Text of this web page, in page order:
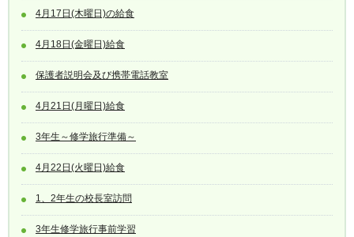
4月17日(木曜日)の給食
4月18日(金曜日)給食
保護者説明会及び携帯電話教室
4月21日(月曜日)給食
3年生～修学旅行準備～
4月22日(火曜日)給食
1、2年生の校長室訪問
3年生修学旅行事前学習